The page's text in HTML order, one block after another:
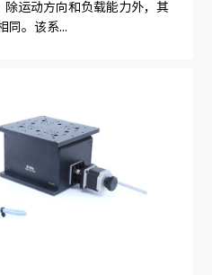
除运动方向和负载能力外，其
同。该系...